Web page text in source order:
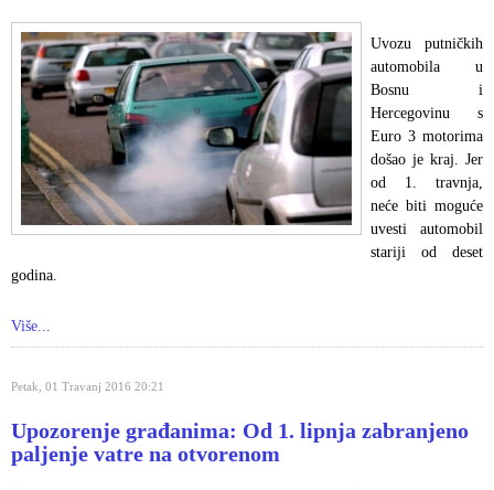
Uvozu putničkih
automobila u
Bosnu i
Hercegovinu s
Euro 3 motorima
došao je kraj. Jer
od 1. travnja,
neće biti moguće
uvesti automobil
stariji od deset
godina.
Više...
Petak, 01 Travanj 2016 20:21
Upozorenje građanima: Od 1. lipnja zabranjeno
paljenje vatre na otvorenom